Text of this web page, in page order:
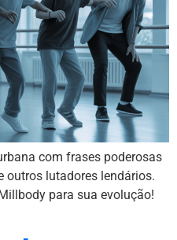
com frases poderosas
outros lutadores lendários.
para sua evolução!